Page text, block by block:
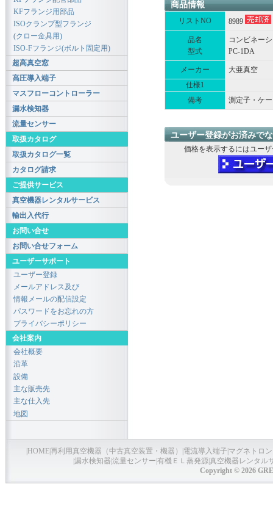
商品情報
リストNO 8989
品名
型式
コンビネー
PC-1DA
メーカー
大亜真空
仕様1
備考
測定子・ケ
ユーザー登録がお済みで
価格を表示するにはユー
KFフランジ用部品
ISOクランプ型フランジ
(クロー金具用)
ISO-Fフランジ(ボルト固定用)
超高真空窓
高圧導入端子
マスフローコントローラー
漏水検知器
流量センサー
取扱カタログ
取扱カタログ一覧
カタログ請求
ご提供サービス
真空機器レンタルサービス
輸出入代行
お問い合せ
お問い合せフォーム
ユーザーサポート
ユーザー登録
メールアドレス及び
情報メールの配信設定
パスワードをお忘れの方
プライバシーポリシー
会社案内
会社概要
沿革
設備
主な販売先
主な仕入先
地図
HOME再利用真空機器（中古真空装置・機器） 電流導入端子 マグネトロ
漏水検知器 流量センサー 有機ＥＬ蒸発源真空機器レンタル
Copyright © 2026